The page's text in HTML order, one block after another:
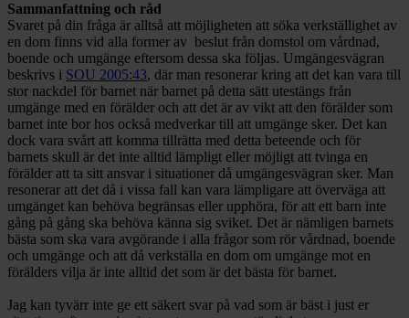
Sammanfattning och råd
Svaret på din fråga är alltså att möjligheten att söka verkställighet av
en dom finns vid alla former av beslut från domstol om vårdnad,
boende och umgänge eftersom dessa ska följas. Umgängesvägran
beskrivs i SOU 2005:43, där man resonerar kring att det kan vara till
stor nackdel för barnet när barnet på detta sätt utestängs från
umgänge med en förälder och att det är av vikt att den förälder som
barnet inte bor hos också medverkar till att umgänge sker. Det kan
dock vara svårt att komma tillrätta med detta beteende och för
barnets skull är det inte alltid lämpligt eller möjligt att tvinga en
förälder att ta sitt ansvar i situationer då umgängesvägran sker. Man
resonerar att det då i vissa fall kan vara lämpligare att överväga att
umgänget kan behöva begränsas eller upphöra, för att ett barn inte
gång på gång ska behöva känna sig sviket. Det är nämligen barnets
bästa som ska vara avgörande i alla frågor som rör vårdnad, boende
och umgänge och att då verkställa en dom om umgänge mot en
förälders vilja är inte alltid det som är det bästa för barnet.
Jag kan tyvärr inte ge ett säkert svar på vad som är bäst i just er